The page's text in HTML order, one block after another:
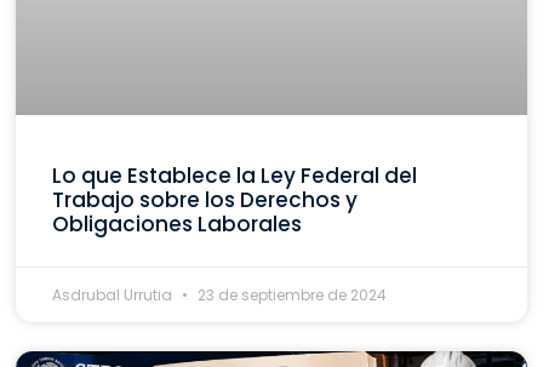
Lo que Establece la Ley Federal del
Trabajo sobre los Derechos y
Obligaciones Laborales
Asdrubal Urrutia 23 de septiembre de 2024